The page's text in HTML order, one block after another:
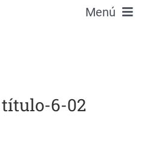
Menú
El Garbanzo
6-02